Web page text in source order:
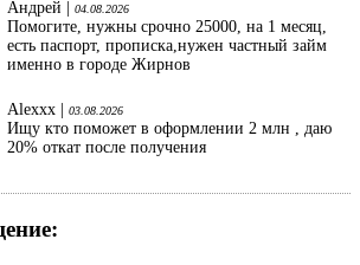
Андрей | 04.08.2026
Помогите, нужны срочно 25000, на 1 месяц,
есть паспорт, прописка,нужен частный займ
именно в городе Жирнов
Alexxx | 03.08.2026
Ищу кто поможет в оформлении 2 млн , даю
20% откат после получения